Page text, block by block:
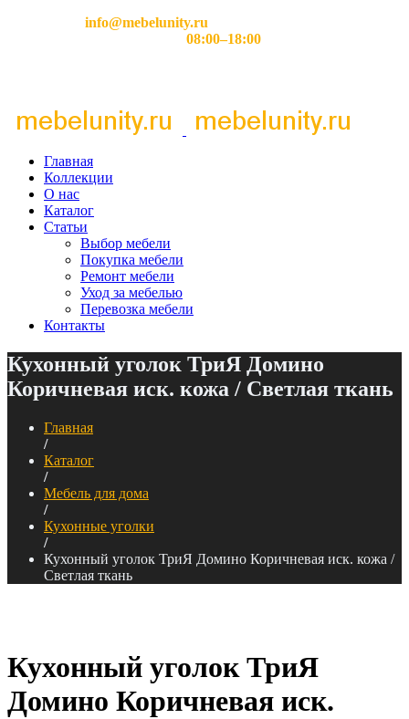
info@mebelunity.ru
08:00–18:00
Главная
Коллекции
О нас
Каталог
Статьи
Выбор мебели
Покупка мебели
Ремонт мебели
Уход за мебелью
Перевозка мебели
Контакты
Кухонный уголок ТриЯ Домино
Коричневая иск. кожа / Светлая ткань
Главная
/
Каталог
/
Мебель для дома
/
Кухонные уголки
/
Кухонный уголок ТриЯ Домино Коричневая иск. кожа /
Светлая ткань
Кухонный уголок ТриЯ
Домино Коричневая иск.